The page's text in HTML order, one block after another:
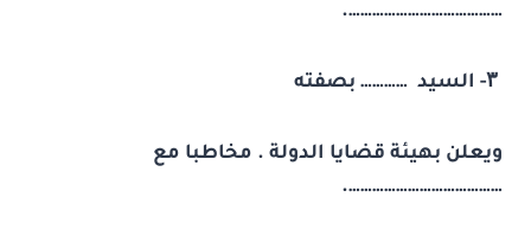
………………………………….
۳- السيد ………… بصفته
ويعلن بهيئة قضايا الدولة . مخاطبا مع
………………………………….